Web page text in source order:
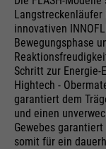
innovativen
Bewegungsphase
Schritt zur Energie-
Hightech -
garantiert dem
und einen
Gewebes
somit für ein